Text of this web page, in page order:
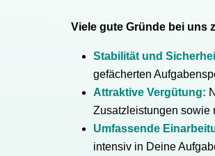
Viele gute Gründe bei uns
Stabilität und
gefächerten
Attraktive Vergütung:
Zusatzleistungen sowie
Umfassende
intensiv in Deine